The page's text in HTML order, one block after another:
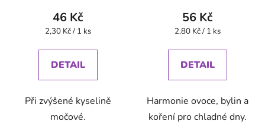
46 Kč
Měrná
2,30 Kč / 1 ks
DETAIL
Při zvýšené kyselině
močové.
56 Kč
Měrná
2,80 Kč / 1 ks
DETAIL
Harmonie ovoce, bylin a
koření pro chladné dny.